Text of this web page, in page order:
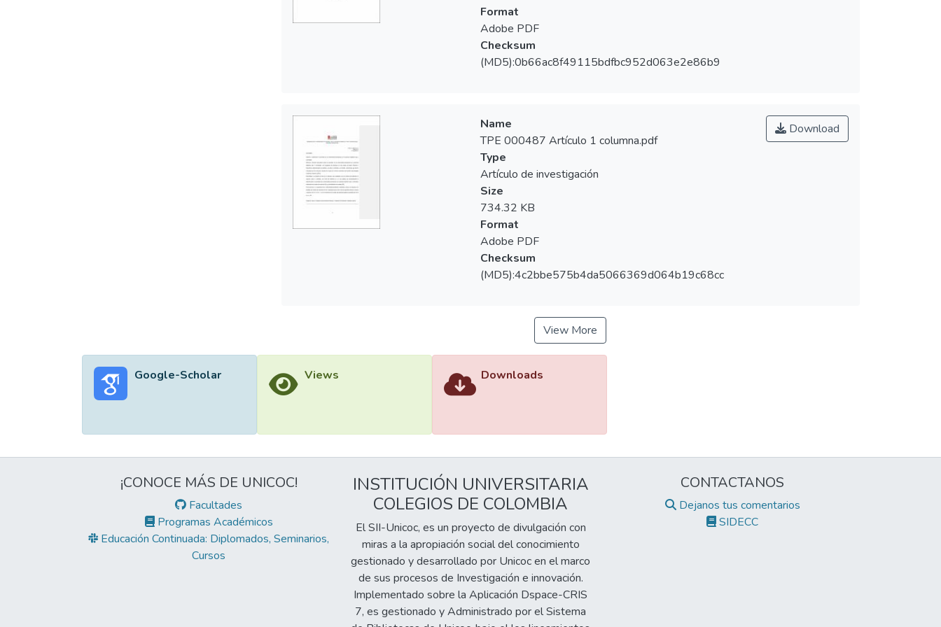
Format
Adobe PDF
Checksum
(MD5):0b66ac8f49115bdfbc952d063e2e86b9
Download
Name
TPE 000487 Artículo 1 columna.pdf
Type
Artículo de investigación
Size
734.32 KB
Format
Adobe PDF
Checksum
(MD5):4c2bbe575b4da5066369d064b19c68cc
View More
Google-Scholar Views Downloads
¡CONOCE MÁS DE UNICOC!
Facultades
Programas Académicos
Educación Continuada: Diplomados, Seminarios,
Cursos
INSTITUCIÓN UNIVERSITARIA
COLEGIOS DE COLOMBIA
El SII-Unicoc, es un proyecto de divulgación con
miras a la apropiación social del conocimiento
gestionado y desarrollado por Unicoc en el marco
de sus procesos de Investigación e innovación.
Implementado sobre la Aplicación Dspace-CRIS
7, es gestionado y Administrado por el Sistema
CONTACTANOS
Dejanos tus comentarios
SIDECC